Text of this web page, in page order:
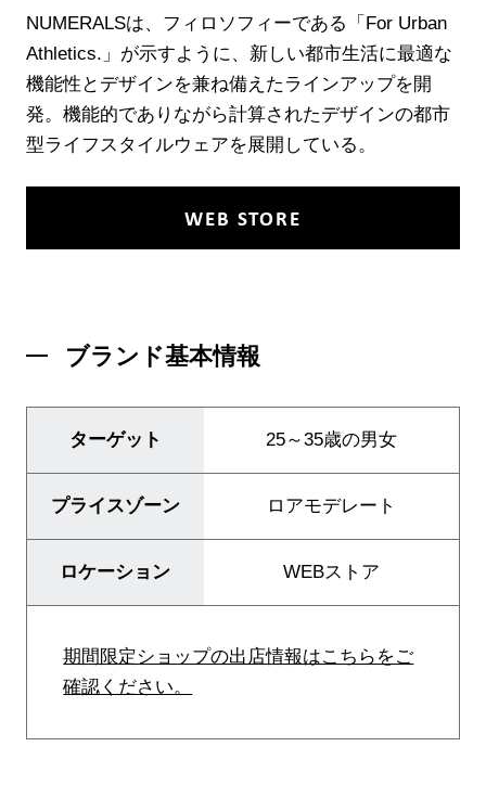
ニュース
採用情報
NUMERALSは、フィロソフィーである「For Urban
Athletics.」が示すように、新しい都市生活に最適な
機能性とデザインを兼ね備えたラインアップを開
発。機能的でありながら計算されたデザインの都市
型ライフスタイルウェアを展開している。
WEB STORE
ブランド基本情報
ターゲット 25～35歳の男女
プライスゾーン ロアモデレート
ロケーション WEBストア
期間限定ショップの出店情報はこちらをご
確認ください。